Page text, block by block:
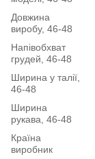
Довжина
виробу, 46-48
Напівобхват
грудей, 46-48
Ширина у талії,
46-48
Ширина
рукава, 46-48
Країна
виробник